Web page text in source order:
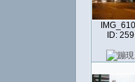
ID: 259